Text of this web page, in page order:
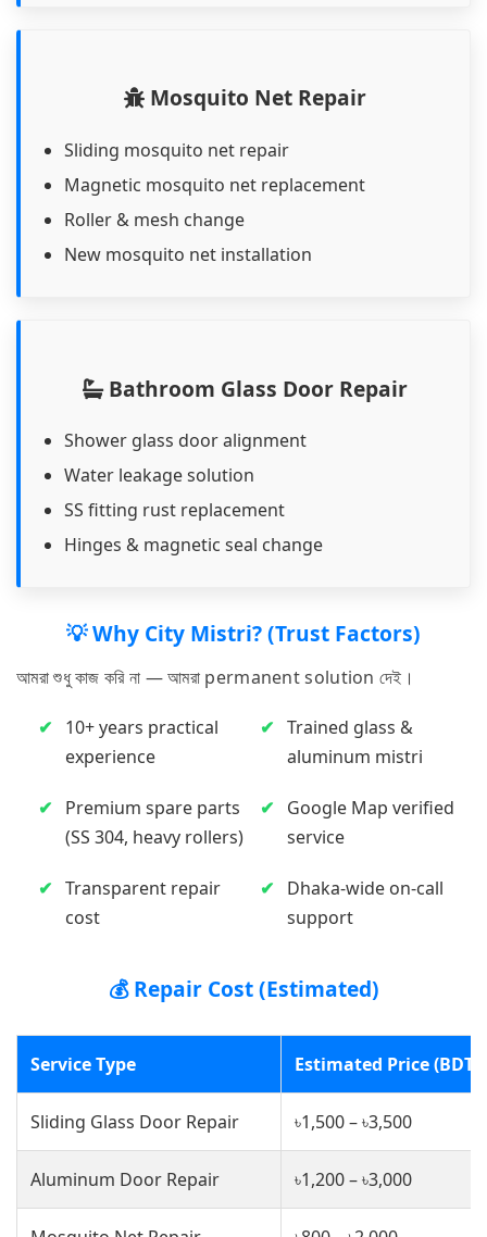
Mosquito Net Repair
Sliding mosquito net repair
Magnetic mosquito net replacement
Roller & mesh change
New mosquito net installation
Bathroom Glass Door Repair
Shower glass door alignment
Water leakage solution
SS fitting rust replacement
Hinges & magnetic seal change
💡 Why City Mistri? (Trust Factors)
আমরা শুধু কাজ করি না — আমরা permanent solution দেই।
10+ years practical
experience
Trained glass &
aluminum mistri
Premium spare parts
(SS 304, heavy rollers)
Google Map verified
service
Transparent repair
cost
Dhaka-wide on-call
support
💰 Repair Cost (Estimated)
Service Type Estimated Price (BDT)
Sliding Glass Door Repair ৳1,500 – ৳3,500
Aluminum Door Repair ৳1,200 – ৳3,000